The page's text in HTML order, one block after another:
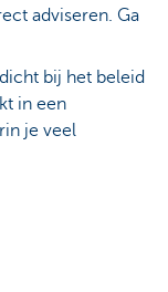
adviseren. Ga
bij het beleid
in een
je veel